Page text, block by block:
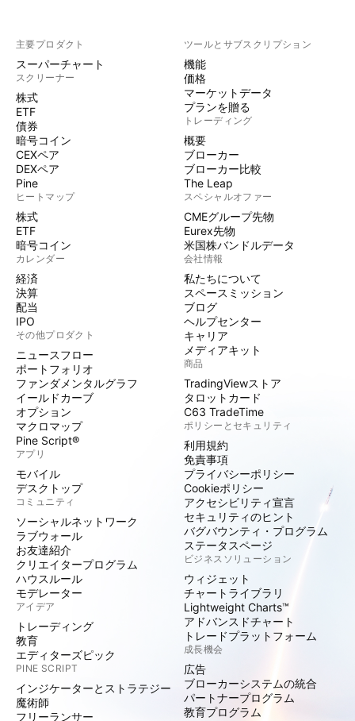
主要プロダクト
スーパーチャート
スクリーナー
株式
ETF
債券
暗号コイン
CEXペア
DEXペア
Pine
ヒートマップ
株式
ETF
暗号コイン
カレンダー
経済
決算
配当
IPO
その他プロダクト
ニュースフロー
ポートフォリオ
ファンダメンタルグラフ
イールドカーブ
オプション
マクロマップ
Pine Script®
アプリ
モバイル
デスクトップ
コミュニティ
ソーシャルネットワーク
ラブウォール
お友達紹介
クリエイタープログラム
ハウスルール
モデレーター
アイデア
トレーディング
教育
エディターズピック
PINE SCRIPT
インジケーターとストラテジー
魔術師
フリーランサー
ツールとサブスクリプション
機能
価格
マーケットデータ
プランを贈る
トレーディング
概要
ブローカー
ブローカー比較
The Leap
スペシャルオファー
CMEグループ先物
Eurex先物
米国株バンドルデータ
会社情報
私たちについて
スペースミッション
ブログ
ヘルプセンター
キャリア
メディアキット
商品
TradingViewストア
タロットカード
C63 TradeTime
ポリシーとセキュリティ
利用規約
免責事項
プライバシーポリシー
Cookieポリシー
アクセシビリティ宣言
セキュリティのヒント
バグバウンティ・プログラム
ステータスページ
ビジネスソリューション
ウィジェット
チャートライブラリ
Lightweight Charts™
アドバンスドチャート
トレードプラットフォーム
成長機会
広告
ブローカーシステムの統合
パートナープログラム
教育プログラム